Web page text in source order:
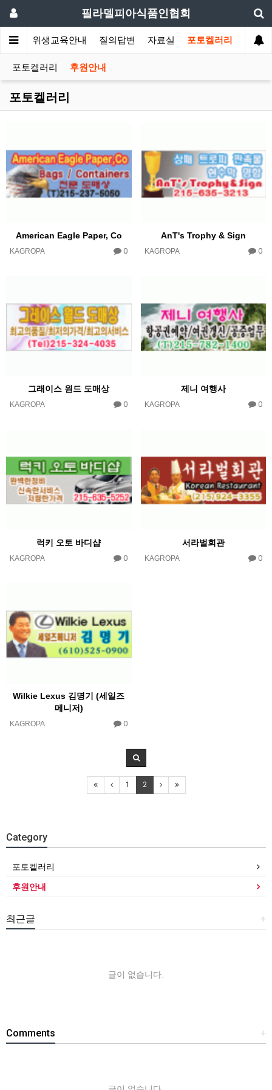
필라델피아식품인협회
식 위생교육안내 질의답변 자료실 포토켈러리
포토켈러리 후원안내
포토켈러리
American Eagle Paper, Co
KAGROPA 0
AnT's Trophy & Sign
KAGROPA 0
그래이스 원드 도매상
KAGROPA 0
제니 여행사
KAGROPA 0
럭키 오토 바디샵
KAGROPA 0
서라벌회관
KAGROPA 0
Wilkie Lexus 김명기 (세일즈
메니저)
KAGROPA 0
1 2
Category
포토켈러리
후원안내
+
최근글
글이 없습니다.
+
Comments